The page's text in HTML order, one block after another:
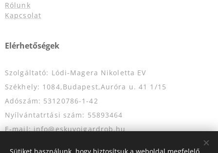
Rólunk
Kapcsolat
Elérhetőségek
Szolgáltató: Lódi-Magera Nikoletta EV
Székhely: 1084,Budapest,Auróra u. 41 1/15
Adószám: 53120786-1-42
Nyílvántatrtási szám: 55893464
E-mail: info@eskuvoigardrob.hu